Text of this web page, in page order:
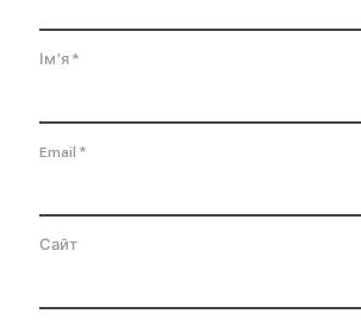
Ім'я*
Email *
Сайт